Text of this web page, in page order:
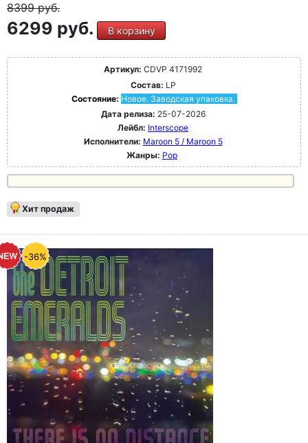
8399руб.
6299 руб. В корзину
Артикул: CDVP 4171992
Состав: LP
Состояние: Новое. Заводская упаковка.
Дата релиза: 25-07-2026
Лейбл: Interscope
Исполнители: Maroon 5 / Maroon 5
Жанры: Pop
Хит продаж
-36%